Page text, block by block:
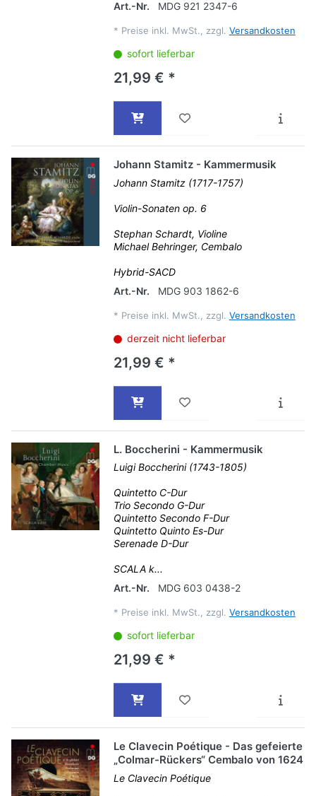
Art.-Nr.
MDG 921 2347-6
* Preise inkl. MwSt., zzgl. Versandkosten
sofort lieferbar
21,99 € *
Johann Stamitz - Kammermusik
Johann Stamitz (1717-1757)
Violin-Sonaten op. 6
Stephan Schardt, Violine
Michael Behringer, Cembalo
Hybrid-SACD
Art.-Nr.
MDG 903 1862-6
* Preise inkl. MwSt., zzgl. Versandkosten
derzeit nicht lieferbar
21,99 € *
L. Boccherini - Kammermusik
Luigi Boccherini (1743-1805)
Quintetto C-Dur
Trio Secondo G-Dur
Quintetto Secondo F-Dur
Quintetto Quinto Es-Dur
Serenade D-Dur
SCALA k...
Art.-Nr.
MDG 603 0438-2
* Preise inkl. MwSt., zzgl. Versandkosten
sofort lieferbar
21,99 € *
Le Clavecin Poétique - Das gefeierte
„Colmar-Rückers“ Cembalo von 1624
Le Clavecin Poétique